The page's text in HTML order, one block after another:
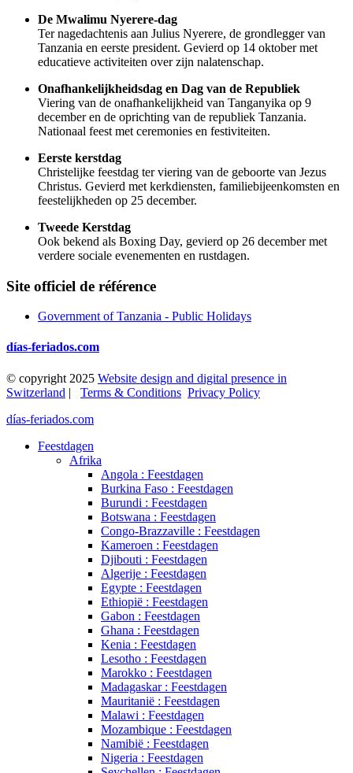
De Mwalimu Nyerere-dag
Ter nagedachtenis aan Julius Nyerere, de grondlegger van
Tanzania en eerste president. Gevierd op 14 oktober met
educatieve activiteiten over zijn nalatenschap.
Onafhankelijkheidsdag en Dag van de Republiek
Viering van de onafhankelijkheid van Tanganyika op 9
december en de oprichting van de republiek Tanzania.
Nationaal feest met ceremonies en festiviteiten.
Eerste kerstdag
Christelijke feestdag ter viering van de geboorte van Jezus
Christus. Gevierd met kerkdiensten, familiebijeenkomsten en
feestelijkheden op 25 december.
Tweede Kerstdag
Ook bekend als Boxing Day, gevierd op 26 december met
verdere sociale evenementen en rustdagen.
Site officiel de référence
Government of Tanzania - Public Holidays
días-feriados.com
© copyright 2025 Website design and digital presence in
Switzerland | Terms & Conditions Privacy Policy
días-feriados.com
Feestdagen
Afrika
Angola : Feestdagen
Burkina Faso : Feestdagen
Burundi : Feestdagen
Botswana : Feestdagen
Congo-Brazzaville : Feestdagen
Kameroen : Feestdagen
Djibouti : Feestdagen
Algerije : Feestdagen
Egypte : Feestdagen
Ethiopië : Feestdagen
Gabon : Feestdagen
Ghana : Feestdagen
Kenia : Feestdagen
Lesotho : Feestdagen
Marokko : Feestdagen
Madagaskar : Feestdagen
Mauritanië : Feestdagen
Malawi : Feestdagen
Mozambique : Feestdagen
Namibië : Feestdagen
Nigeria : Feestdagen